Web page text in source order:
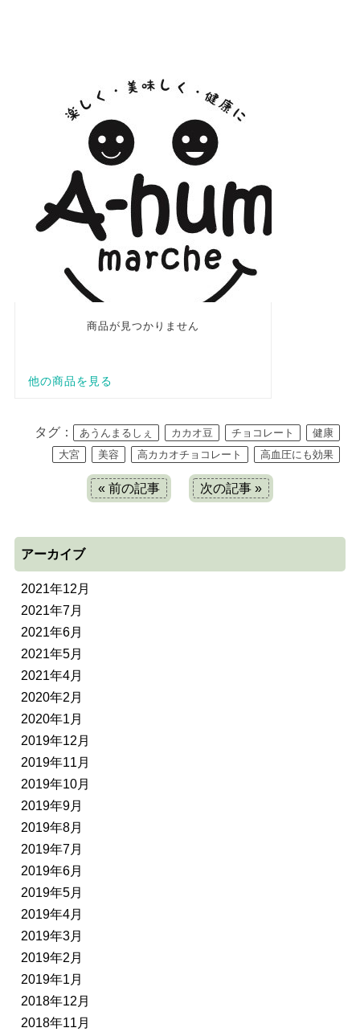
タグ： あうんまるしぇ カカオ豆 チョコレート
健康
大宮
美容 高カカオチョコレート 高血圧にも効果
« 前の記事 次の記事 »
アーカイブ
2021年12月
2021年7月
2021年6月
2021年5月
2021年4月
2020年2月
2020年1月
2019年12月
2019年11月
2019年10月
2019年9月
2019年8月
2019年7月
2019年6月
2019年5月
2019年4月
2019年3月
2019年2月
2019年1月
2018年12月
2018年11月